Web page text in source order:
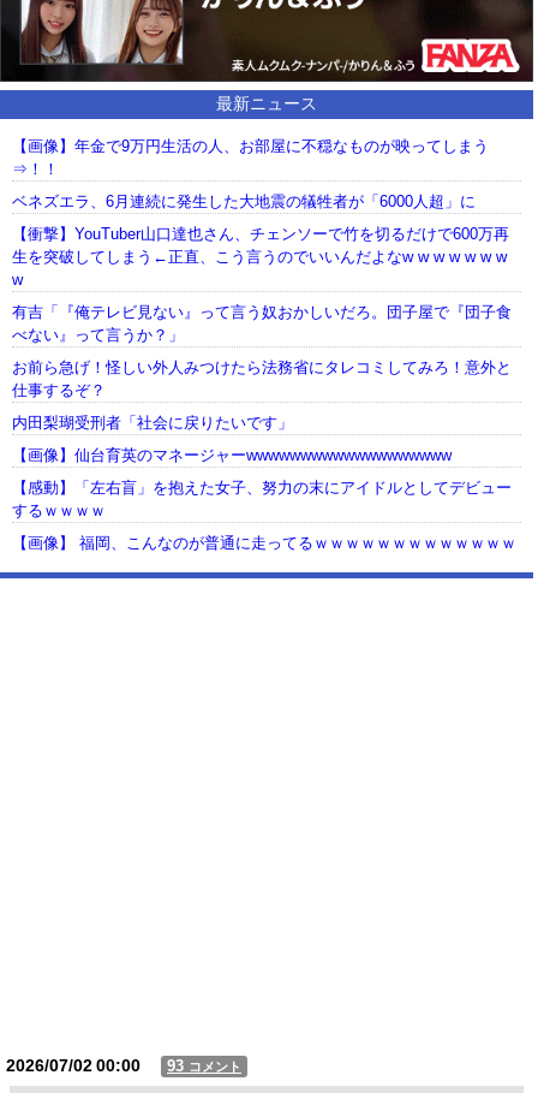
最新ニュース
【画像】年金で9万円生活の人、お部屋に不穏なものが映ってしまう
⇒！！
ベネズエラ、6月連続に発生した大地震の犠牲者が「6000人超」に
【衝撃】YouTuber山口達也さん、チェンソーで竹を切るだけで600万再
生を突破してしまう←正直、こう言うのでいいんだよなw w w w w w w
w
有吉「『俺テレビ見ない』って言う奴おかしいだろ。団子屋で『団子食
べない』って言うか？」
お前ら急げ！怪しい外人みつけたら法務省にタレコミしてみろ！意外と
仕事するぞ？
内田梨瑚受刑者「社会に戻りたいです」
【画像】仙台育英のマネージャーwwwwwwwwwwwwwwwwwww
【感動】「左右盲」を抱えた女子、努力の末にアイドルとしてデビュー
するｗｗｗｗ
【画像】 福岡、こんなのが普通に走ってるｗｗｗｗｗｗｗｗｗｗｗｗｗ
2026/07/0200:00 93 コメント